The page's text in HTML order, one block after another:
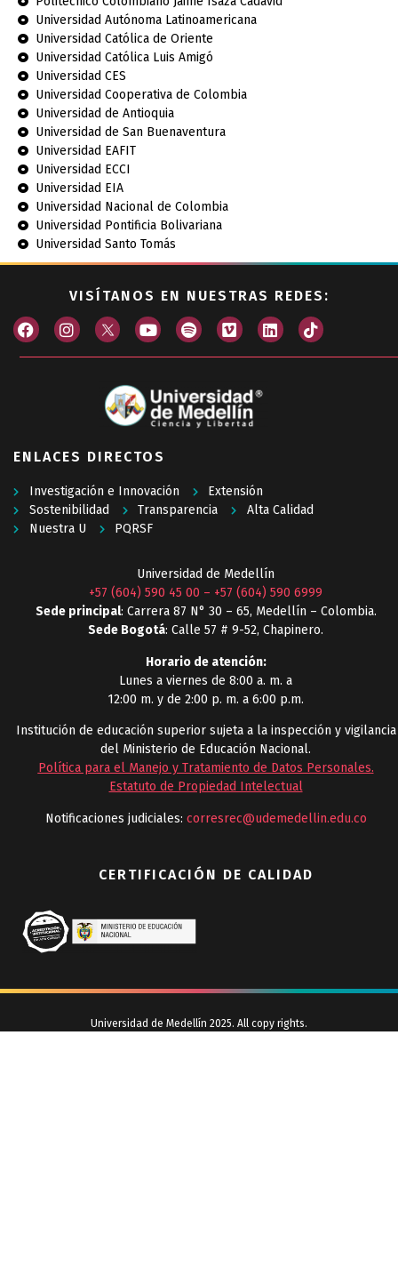
Universidad Autónoma Latinoamericana
Universidad Católica de Oriente
Universidad Católica Luis Amigó
Universidad CES
Universidad Cooperativa de Colombia
Universidad de Antioquia
Universidad de San Buenaventura
Universidad EAFIT
Universidad ECCI
Universidad EIA
Universidad Nacional de Colombia
Universidad Pontificia Bolivariana
Universidad Santo Tomás
VISÍTANOS EN NUESTRAS REDES:
ENLACES DIRECTOS
Investigación e Innovación
Extensión
Sostenibilidad
Transparencia
Alta Calidad
Nuestra U
PQRSF
Universidad de Medellín
+57 (604) 590 45 00 – +57 (604) 590 6999
Sede principal: Carrera 87 N° 30 – 65, Medellín – Colombia.
Sede Bogotá: Calle 57 # 9-52, Chapinero.
Horario de atención:
Lunes a viernes de 8:00 a. m. a
12:00 m. y de 2:00 p. m. a 6:00 p.m.
Institución de educación superior sujeta a la inspección y vigilancia
del Ministerio de Educación Nacional.
Política para el Manejo y Tratamiento de Datos Personales.
Estatuto de Propiedad Intelectual
Notificaciones judiciales: corresrec@udemedellin.edu.co
CERTIFICACIÓN DE CALIDAD
Universidad de Medellín 2025. All copy rights.